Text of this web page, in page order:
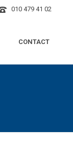
010 479 41 02
CONTACT